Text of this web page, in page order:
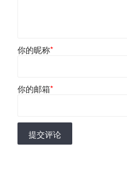
你的昵称*
你的邮箱*
提交评论